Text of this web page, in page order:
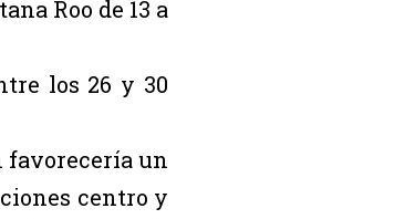
Roo de 13 a
los 26 y 30
favorecería un
centro y